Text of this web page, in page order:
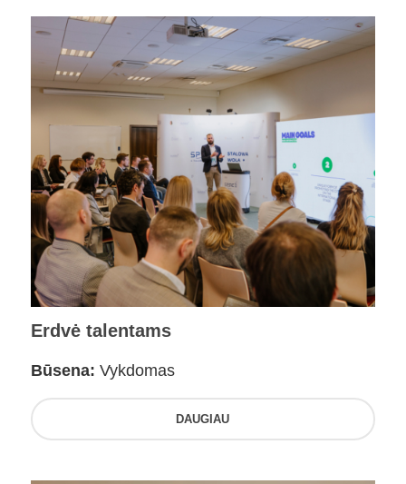
Erdvė talentams
Būsena: Vykdomas
DAUGIAU